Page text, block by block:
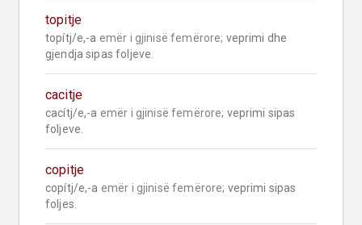
topitje
topítj/e,-a emër i gjinisë femërore; veprimi dhe
gjendja sipas foljeve.
cacitje
cacítj/e,-a emër i gjinisë femërore; veprimi sipas
foljeve.
copitje
copítj/e,-a emër i gjinisë femërore; veprimi sipas
foljes.